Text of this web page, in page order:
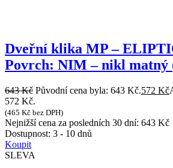
Dveřní klika MP –
Povrch: NIM – nikl matný
643Kč Původní cena byla: 643 Kč.572 Kč
572 Kč.
(465 Kč bez DPH)
Nejnižší cena za posledních 30 dní: 643 Kč
Dostupnost: 3 - 10 dnů
Koupit
SLEVA